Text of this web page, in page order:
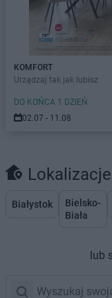
KOMFORT
Urządzaj tak jak lubisz
DO KOŃCA 1 DZIEŃ
02.07 - 11.08
Białystok
Bielsko-
Biała
lub